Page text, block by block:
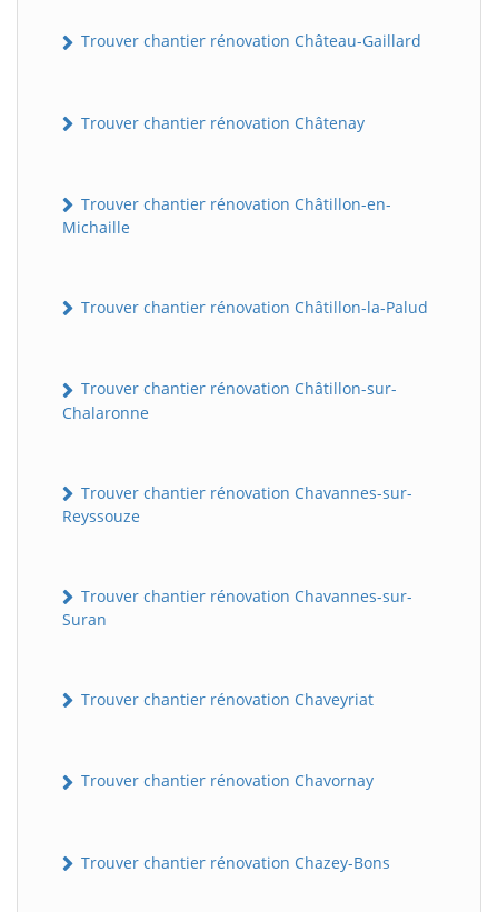
Trouver chantier rénovation Château-Gaillard
Trouver chantier rénovation Châtenay
Trouver chantier rénovation Châtillon-en-
Michaille
Trouver chantier rénovation Châtillon-la-Palud
Trouver chantier rénovation Châtillon-sur-
Chalaronne
Trouver chantier rénovation Chavannes-sur-
Reyssouze
Trouver chantier rénovation Chavannes-sur-
Suran
Trouver chantier rénovation Chaveyriat
Trouver chantier rénovation Chavornay
Trouver chantier rénovation Chazey-Bons